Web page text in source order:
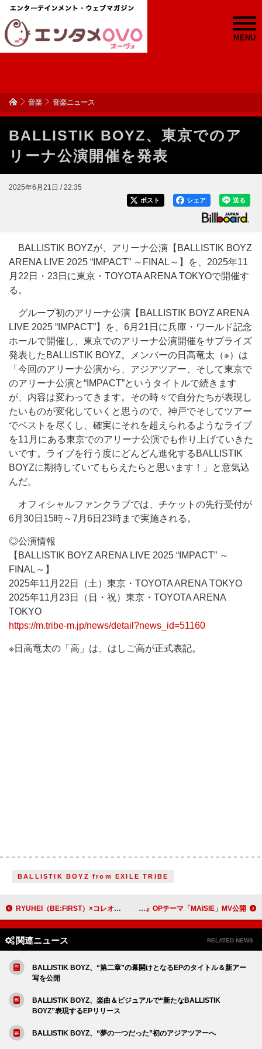
MENU
音楽 音楽ニュース
BALLISTIK BOYZ、東京でのア
リーナ公演開催を発表
2025年6月21日 / 22:35
送る
シェア
ポスト
BALLISTIK BOYZが、アリーナ公演【BALLISTIK BOYZ
ARENA LIVE 2025 “IMPACT” ～FINAL～】を、2025年11
月22日・23日に東京・TOYOTA ARENA TOKYOで開催す
る。
グループ初のアリーナ公演【BALLISTIK BOYZ ARENA
LIVE 2025 “IMPACT”】を、6月21日に兵庫・ワールド記念
ホールで開催し、東京でのアリーナ公演開催をサプライズ
発表したBALLISTIK BOYZ。メンバーの日高竜太（※）は
「今回のアリーナ公演から、アジアツアー、そして東京で
のアリーナ公演と“IMPACT”というタイトルで続きます
が、内容は変わってきます。その時々で自分たちが表現し
たいものが変化していくと思うので、神戸でそしてツアー
でベストを尽くし、確実にそれを超えられるようなライブ
を11月にある東京でのアリーナ公演でも作り上げていきた
いです。ライブを行う度にどんどん進化するBALLISTIK
BOYZに期待していてもらえたらと思います！」と意気込
んだ。
オフィシャルファンクラブでは、チケットの先行受付が
6月30日15時～7月6日23時まで実施される。
◎公演情報
【BALLISTIK BOYZ ARENA LIVE 2025 “IMPACT” ～
FINAL～】
2025年11月22日（土）東京・TOYOTA ARENA TOKYO
2025年11月23日（日・祝）東京・TOYOTA ARENA
TOKYO
https://m.tribe-m.jp/news/detail?news_id=51160
※日高竜太の「高」は、はしご高が正式表記。
BALLISTIK BOYZ from EXILE TRIBE
RYUHEI（BE:FIRST）×コレオグラファー・Akoが共演、ソロ曲「Loop」ダンスプラクティス映像公開 Co shu Nie×HYDEによるアニメ『黒執事』OPテーマ「MAISIE」MV公開
関連ニュース RELATED NEWS
BALLISTIK BOYZ、“第二章”の幕開けとなるEPのタイトル＆新アー
写を公開
BALLISTIK BOYZ、楽曲＆ビジュアルで“新たなBALLISTIK
BOYZ”表現するEPリリース
BALLISTIK BOYZ、“夢の一つだった”初のアジアツアーへ